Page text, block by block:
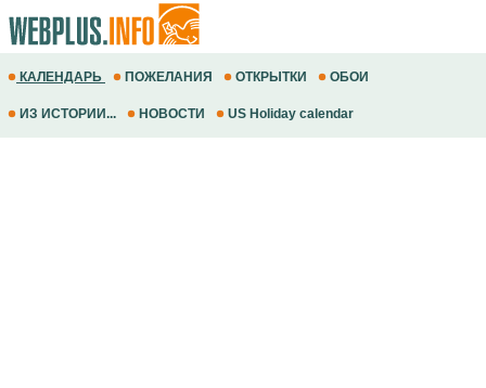
КАЛЕНДАРЬ ПОЖЕЛАНИЯ ОТКРЫТКИ ОБОИ
ИЗ ИСТОРИИ... НОВОСТИ US Holiday calendar